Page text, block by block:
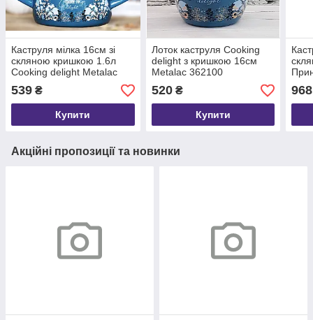
Каструля мілка 16см зі
скляною кришкою 1.6л
Cooking delight Metalac
362096
539 ₴
Купити
Лоток каструля Cooking
delight з кришкою 16см
Metalac 362100
520₴
Купити
968
Акційні пропозиції та новинки